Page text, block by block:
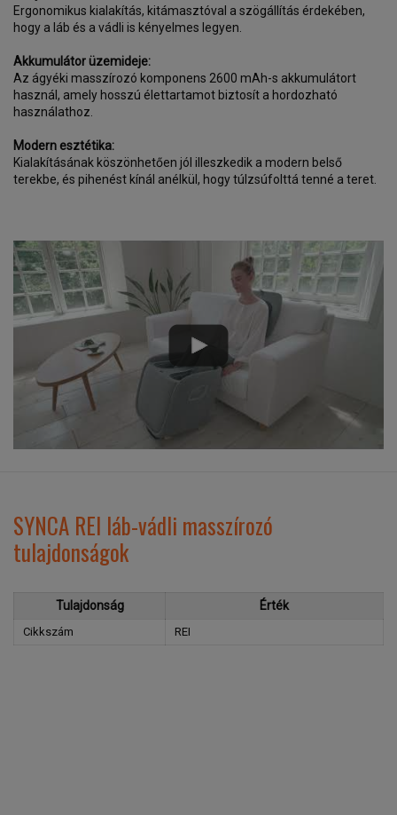
Ergonomikus kialakítás, kitámasztóval a szögállítás érdekében,
hogy a láb és a vádli is kényelmes legyen.
Akkumulátor üzemideje:
Az ágyéki masszírozó komponens 2600 mAh-s akkumulátort
használ, amely hosszú élettartamot biztosít a hordozható
használathoz.
Modern esztétika:
Kialakításának köszönhetően jól illeszkedik a modern belső
terekbe, és pihenést kínál anélkül, hogy túlzsúfolttá tenné a teret.
SYNCA REI láb-vádli masszírozó
tulajdonságok
Tulajdonság Érték
Cikkszám REI